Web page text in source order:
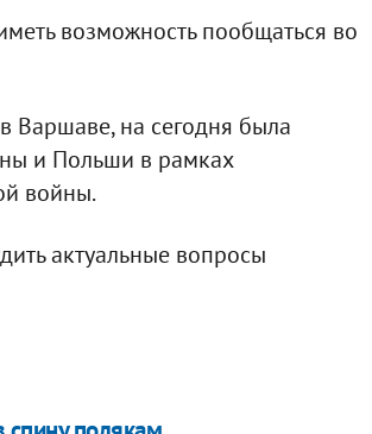
возможность пообщаться во
Варшаве, на сегодня была
и Польши в рамках
войны.
актуальные вопросы